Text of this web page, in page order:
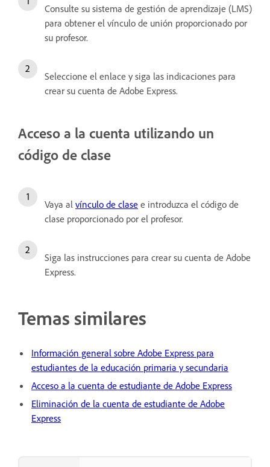
Consulte su sistema de gestión de aprendizaje (LMS)
para obtener el vínculo de unión proporcionado por
su profesor.
Seleccione el enlace y siga las indicaciones para
crear su cuenta de Adobe Express.
Acceso a la cuenta utilizando un
código de clase
Vaya al vínculo de clase e introduzca el código de
clase proporcionado por el profesor.
Siga las instrucciones para crear su cuenta de Adobe
Express.
Temas similares
Información general sobre Adobe Express para
estudiantes de la educación primaria y secundaria
Acceso a la cuenta de estudiante de Adobe Express
Eliminación de la cuenta de estudiante de Adobe
Express